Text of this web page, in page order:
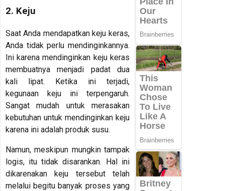
2. Keju
Saat Anda mendapatkan keju keras,
Anda tidak perlu mendinginkannya.
Ini karena mendinginkan keju keras
membuatnya menjadi padat dua
kali lipat. Ketika ini terjadi,
kegunaan keju ini terpengaruh.
Sangat mudah untuk merasakan
kebutuhan untuk mendinginkan keju
karena ini adalah produk susu.
Namun, meskipun mungkin tampak
logis, itu tidak disarankan. Hal ini
dikarenakan keju tersebut telah
melalui begitu banyak proses yang